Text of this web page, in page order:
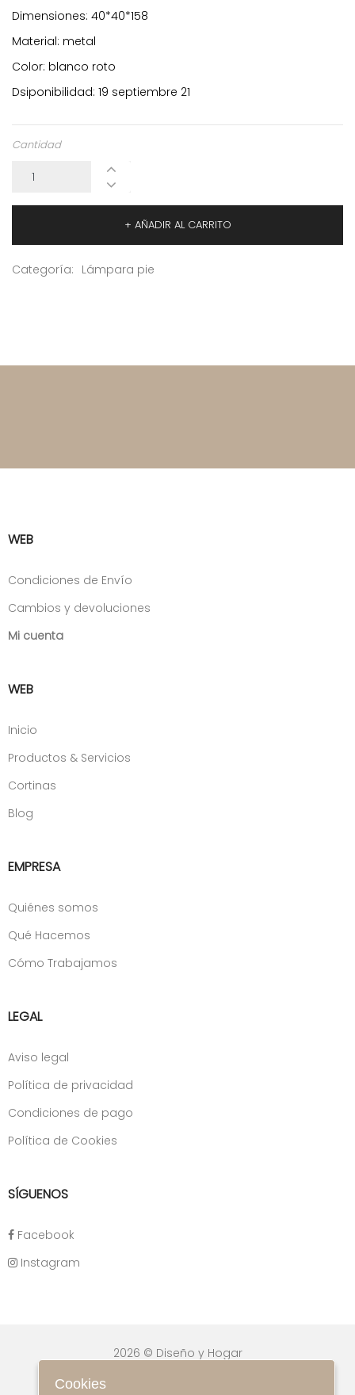
Dimensiones: 40*40*158
Material: metal
Color: blanco roto
Dsiponibilidad: 19 septiembre 21
Cantidad
+ AÑADIR AL CARRITO
Categoría: Lámpara pie
WEB
Condiciones de Envío
Cambios y devoluciones
Mi cuenta
WEB
Inicio
Productos & Servicios
Cortinas
Blog
EMPRESA
Quiénes somos
Qué Hacemos
Cómo Trabajamos
LEGAL
Aviso legal
Política de privacidad
Condiciones de pago
Política de Cookies
SÍGUENOS
Facebook
Instagram
2026 © Diseño y Hogar
Cookies